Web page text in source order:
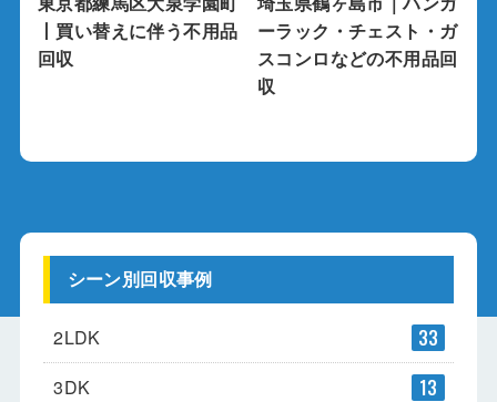
丨買い替えに伴う不用品
回収
ーラック・チェスト・ガ
スコンロなどの不用品回
収
シーン別回収事例
2LDK 33
3DK 13